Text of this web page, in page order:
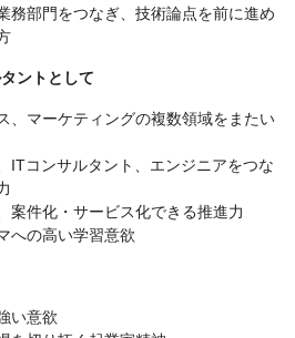
務部門をつなぎ、技術論点を前に進め
ントとして
、マーケティングの複数領域をまたい
ITコンサルタント、エンジニアをつな
案件化・サービス化できる推進力
への高い学習意欲
い意欲